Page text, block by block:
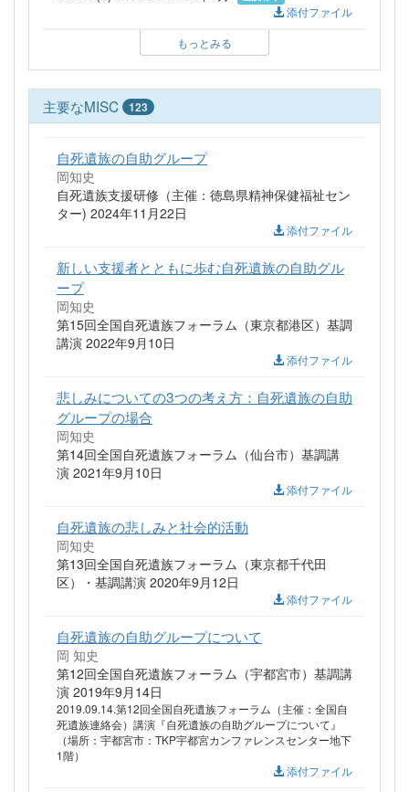
添付ファイル
もっとみる
主要なMISC 123
自死遺族の自助グループ
岡知史
自死遺族支援研修（主催：徳島県精神保健福祉セン
ター) 2024年11月22日
添付ファイル
新しい支援者とともに歩む自死遺族の自助グル
ープ
岡知史
第15回全国自死遺族フォーラム（東京都港区）基調
講演 2022年9月10日
添付ファイル
悲しみについての3つの考え方：自死遺族の自助
グループの場合
岡知史
第14回全国自死遺族フォーラム（仙台市）基調講
演 2021年9月10日
添付ファイル
自死遺族の悲しみと社会的活動
岡知史
第13回全国自死遺族フォーラム（東京都千代田
区）・基調講演 2020年9月12日
添付ファイル
自死遺族の自助グループについて
岡 知史
第12回全国自死遺族フォーラム（宇都宮市）基調講
演 2019年9月14日
2019.09.14.第12回全国自死遺族フォーラム（主催：全国自
死遺族連絡会）講演『自死遺族の自助グループについて』
（場所：宇都宮市：TKP宇都宮カンファレンスセンター地下
1階）
添付ファイル